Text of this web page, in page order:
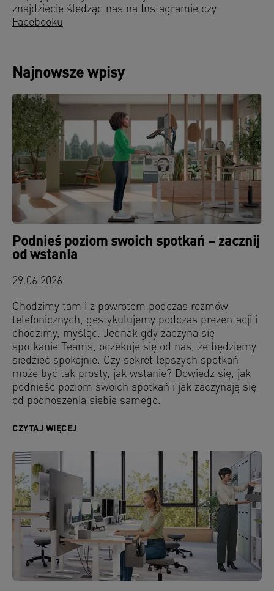
znajdziecie śledząc nas na Instagramie czy
Facebooku
Najnowsze wpisy
Podnieś poziom swoich spotkań – zacznij
od wstania
29.06.2026
Chodzimy tam i z powrotem podczas rozmów
telefonicznych, gestykulujemy podczas prezentacji i
chodzimy, myśląc. Jednak gdy zaczyna się
spotkanie Teams, oczekuje się od nas, że będziemy
siedzieć spokojnie. Czy sekret lepszych spotkań
może być tak prosty, jak wstanie? Dowiedz się, jak
podnieść poziom swoich spotkań i jak zaczynają się
od podnoszenia siebie samego.
CZYTAJ WIĘCEJ